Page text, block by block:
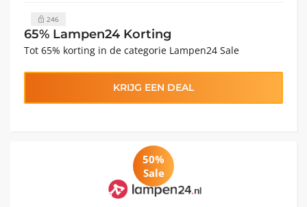
246
65% Lampen24 Korting
Tot 65% korting in de categorie Lampen24 Sale
KRIJG EEN DEAL
50%
Sale